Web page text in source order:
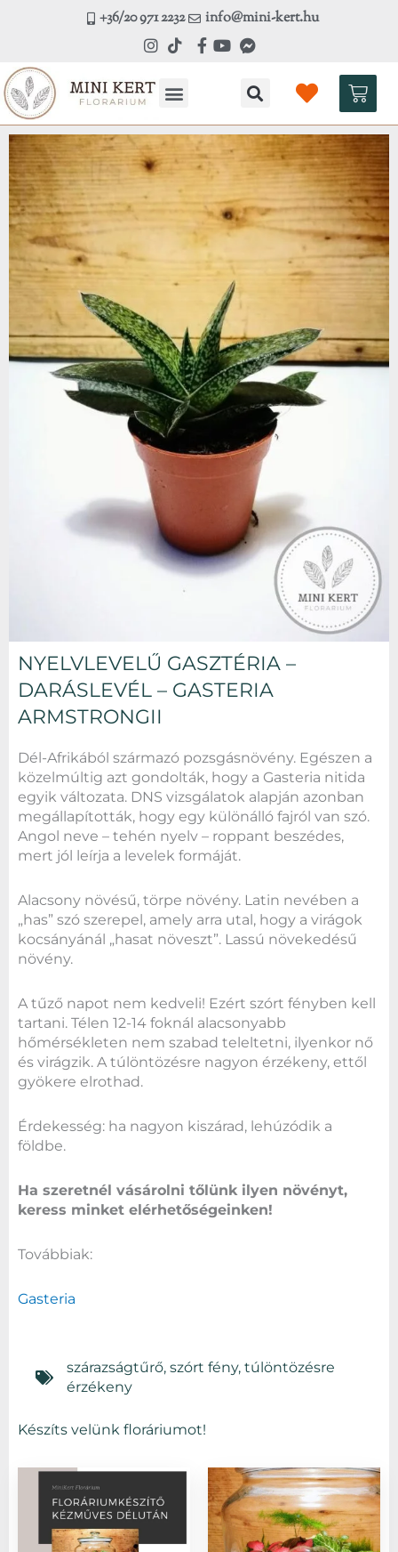
+36/20 971 2232 info@mini-kert.hu
NYELVLEVELŰ GASZTÉRIA –
DARÁSLEVÉL – GASTERIA
ARMSTRONGII
Dél-Afrikából származó pozsgásnövény. Egészen a
közelmúltig azt gondolták, hogy a Gasteria nitida
egyik változata. DNS vizsgálatok alapján azonban
megállapították, hogy egy különálló fajról van szó.
Angol neve – tehén nyelv – roppant beszédes,
mert jól leírja a levelek formáját.
Alacsony növésű, törpe növény. Latin nevében a
„has” szó szerepel, amely arra utal, hogy a virágok
kocsányánál „hasat növeszt”. Lassú növekedésű
növény.
A tűző napot nem kedveli! Ezért szórt fényben kell
tartani. Télen 12-14 foknál alacsonyabb
hőmérsékleten nem szabad teleltetni, ilyenkor nő
és virágzik. A túlöntözésre nagyon érzékeny, ettől
gyökere elrothad.
Érdekesség: ha nagyon kiszárad, lehúzódik a
földbe.
Ha szeretnél vásárolni tőlünk ilyen növényt,
keress minket elérhetőségeinken!
Továbbiak:
Gasteria
szárazságtűrő, szórt fény, túlöntözésre
érzékeny
Készíts velünk floráriumot!
Ennek
a
terméknek
több
Ennek
a
terméknek
több